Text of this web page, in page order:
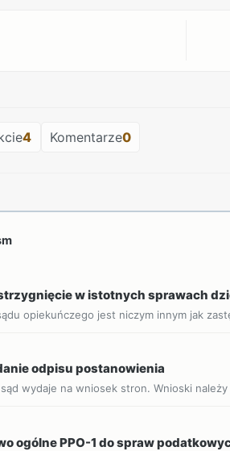
4 Komentarze0
w istotnych sprawach
opiekuńczego jest niczym innym jak
odpisu postanowienia
wydaje na wniosek stron. Wnioski należy
ogólne PPO-1 do spraw